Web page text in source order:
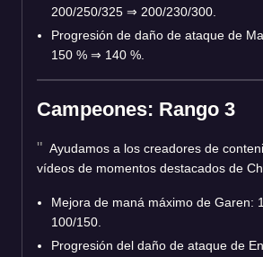
200/250/325 ⇒ 200/230/300.
Progresión de daño de ataque de
150 % ⇒ 140 %.
Campeones: Rango 3
Ayudamos a los creadores de
vídeos de momentos destacados de
Mejora de maná máximo de Garen:
100/150.
Progresión del daño de ataque de